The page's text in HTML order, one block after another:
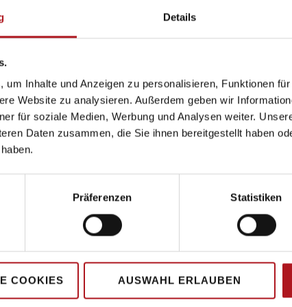
Details
um Inhalte und Anzeigen zu personalisieren, Funktionen
Website zu analysieren. Außerdem geben wir
für soziale Medien, Werbung und Analysen weiter.
Daten zusammen, die Sie ihnen bereitgestellt haben
Präferenzen Statistiken
COOKIES AUSWAHL ERLAUBEN
Hauptsitz
Kirchwaldstr. 15
63533 Mainhausen